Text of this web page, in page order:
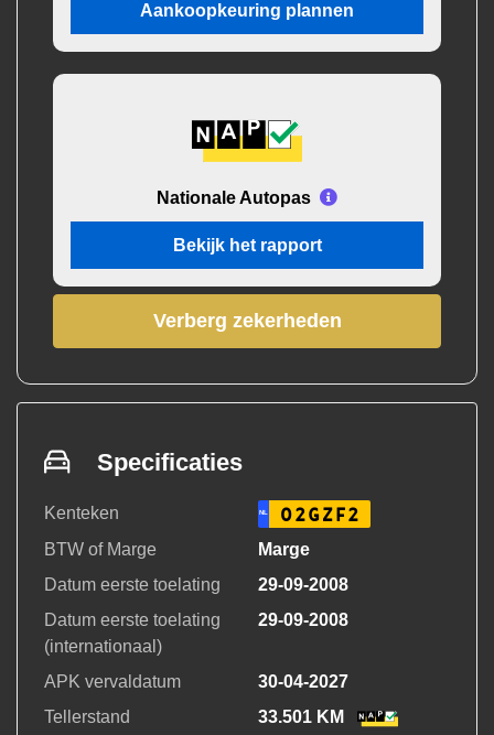
Aankoopkeuring plannen
Nationale Autopas
Bekijk het rapport
Verberg zekerheden
Specificaties
Kenteken NL 02GZF2
BTW of Marge
Marge
Datum eerste toelating
29-09-2008
Datum eerste toelating
(internationaal)
29-09-2008
APK vervaldatum
30-04-2027
Tellerstand
33.501 KM